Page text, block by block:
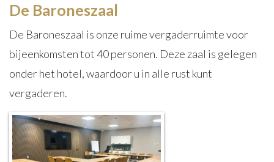
De Baroneszaal
De Baroneszaal is onze ruime vergaderruimte voor
bijeenkomsten tot 40 personen. Deze zaal is gelegen
onder het hotel, waardoor u in alle rust kunt
vergaderen.